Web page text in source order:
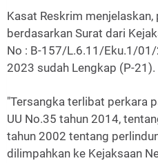
Kasat Reskrim
berdasarkan Surat dari
No : B-157/L.6.11/Eku.1/
2023 sudah Lengkap (P-21).
"Tersangka terlibat perkara
UU No.35 tahun 2014,
tahun 2002 tentang
dilimpahkan ke Kejaksaan